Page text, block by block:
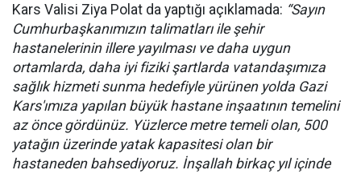
Kars Valisi Ziya Polat da yaptığı açıklamada: “Sayın
Cumhurbaşkanımızın talimatları ile şehir
hastanelerinin illere yayılması ve daha uygun
ortamlarda, daha iyi fiziki şartlarda vatandaşımıza
sağlık hizmeti sunma hedefiyle yürünen yolda Gazi
Kars'ımıza yapılan büyük hastane inşaatının temelini
az önce gördünüz. Yüzlerce metre temeli olan, 500
yatağın üzerinde yatak kapasitesi olan bir
hastaneden bahsediyoruz. İnşallah birkaç yıl içinde